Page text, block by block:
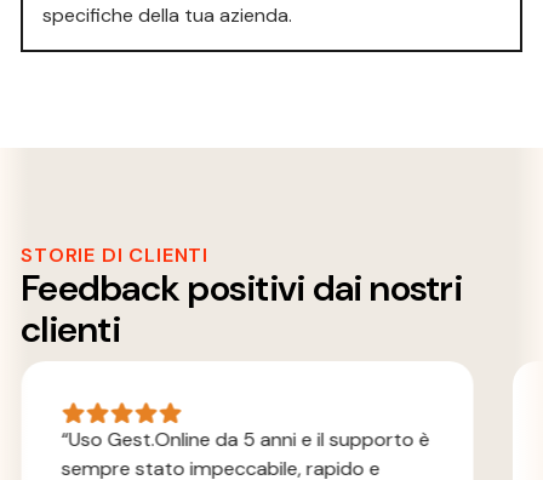
specifiche della tua azienda.
STORIE DI CLIENTI
Feedback positivi dai nostri
clienti
“Uso Gest.Online da 5 anni e il supporto è
sempre stato impeccabile, rapido e